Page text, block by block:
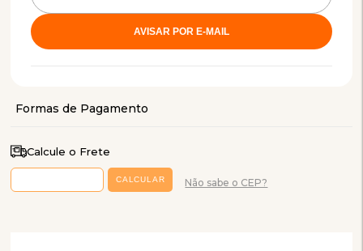
Calcule o Frete
Não sabe o CEP?